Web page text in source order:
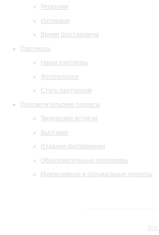
Рецензии
Интервью
Время Шостаковича
Партнеры
Наши партнеры
Фотогалерея
Стать партнером
Просветительские проекты
Творческие встречи
Выставки
Издания филармонии
Образовательные программы
Инклюзивные и специальные проекты